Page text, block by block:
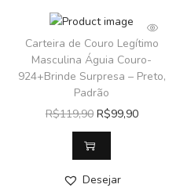
Carteira de Couro Legítimo
Masculina Águia Couro-
924+Brinde Surpresa – Preto,
Padrão
R$119,90 R$99,90
Desejar